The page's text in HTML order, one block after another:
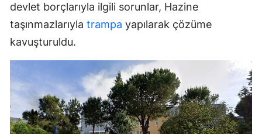
devlet borçlarıyla ilgili sorunlar, Hazine
taşınmazlarıyla trampa yapılarak çözüme
kavuşturuldu.